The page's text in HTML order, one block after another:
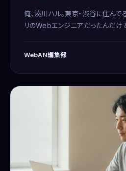
俺、湊川ハル。東京・渋谷に住ん
リのWebエンジニアだったんだけ
WebAN編集部